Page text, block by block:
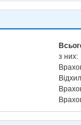
з них: